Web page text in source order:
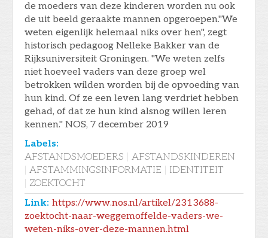
de moeders van deze kinderen worden nu ook
de uit beeld geraakte mannen opgeroepen."We
weten eigenlijk helemaal niks over hen", zegt
historisch pedagoog Nelleke Bakker van de
Rijksuniversiteit Groningen. "We weten zelfs
niet hoeveel vaders van deze groep wel
betrokken wilden worden bij de opvoeding van
hun kind. Of ze een leven lang verdriet hebben
gehad, of dat ze hun kind alsnog willen leren
kennen." NOS, 7 december 2019
Labels:
AFSTANDSMOEDERS
AFSTANDSKINDEREN
AFSTAMMINGSINFORMATIE
IDENTITEIT
ZOEKTOCHT
Link: https://www.nos.nl/artikel/2313688-
zoektocht-naar-weggemoffelde-vaders-we-
weten-niks-over-deze-mannen.html